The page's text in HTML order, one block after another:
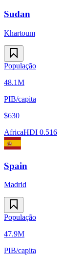
Sudan
Khartoum
População
48.1M
PIB/capita
$630
AfricaHDI 0.516
Spain
Madrid
População
47.9M
PIB/capita